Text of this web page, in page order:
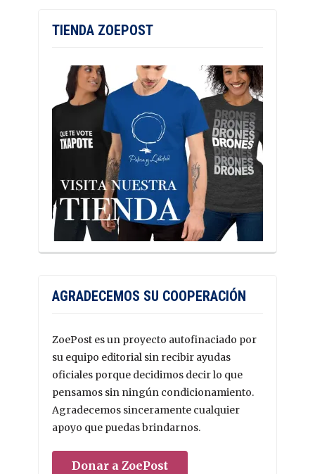
TIENDA ZOEPOST
AGRADECEMOS SU COOPERACIÓN
ZoePost es un proyecto autofinaciado por
su equipo editorial sin recibir ayudas
oficiales porque decidimos decir lo que
pensamos sin ningún condicionamiento.
Agradecemos sinceramente cualquier
apoyo que puedas brindarnos.
Donar a ZoePost